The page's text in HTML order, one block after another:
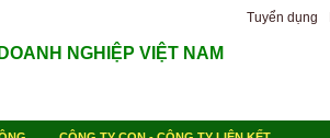
NGHIỆP VIỆT NAM
Tuyển dụng